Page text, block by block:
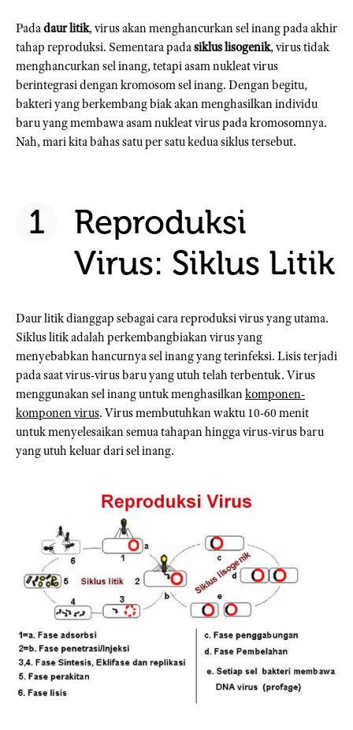
Padadaur litik, virus akan menghancurkan sel inang pada akhir
tahap reproduksi. Sementara padasiklus lisogenik, virus tidak
menghancurkan sel inang, tetapi asam nukleat virus
berintegrasi dengan kromosom sel inang. Dengan begitu,
bakteri yang berkembang biak akan menghasilkan individu
baru yang membawa asam nukleat virus pada kromosomnya.
Nah, mari kita bahas satu per satu kedua siklus tersebut.
Reproduksi
Virus: Siklus Litik
Daur litik dianggap sebagai cara reproduksi virus yang utama.
Siklus litik adalah perkembangbiakan virus yang
menyebabkan hancurnya sel inang yang terinfeksi. Lisis terjadi
pada saat virus-virus baru yang utuh telah terbentuk. Virus
menggunakan sel inang untuk menghasilkankomponen-
komponen virus. Virus membutuhkan waktu 10-60 menit
untuk menyelesaikan semua tahapan hingga virus-virus baru
yang utuh keluar dari sel inang.